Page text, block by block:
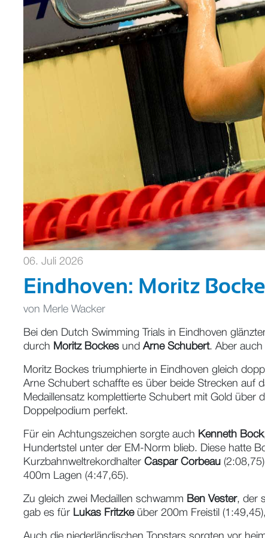
06. Juli 2026
Eindhoven: Moritz
von Merle Wacker
Bei den Dutch Swimming Trials in Eindhoven
durch Moritz Bockes und Arne Schubert. Aber auch
Moritz Bockes triumphierte in Eindhoven gleich
Arne Schubert schaffte es über beide Strecken auf
Medaillensatz komplettierte Schubert mit Gold über
Doppelpodium perfekt.
Für ein Achtungszeichen sorgte auch Kenneth Bock
Hundertstel unter der EM-Norm blieb. Diese hatte
Kurzbahnweltrekordhalter Caspar Corbeau
400m Lagen (4:47,65).
Zu gleich zwei Medaillen schwamm Ben Vester, der
gab es für Lukas Fritzkeüber 200m Freistil (1:49,45),